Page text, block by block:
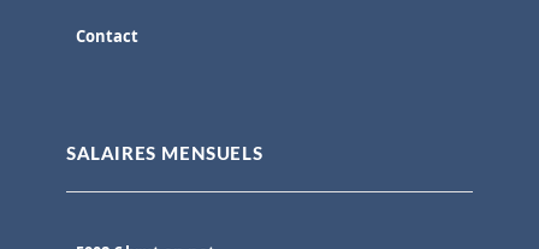
Contact
SALAIRES MENSUELS